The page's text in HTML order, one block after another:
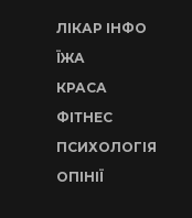
ЛІКАР ІНФО
ЇЖА
КРАСА
ФІТНЕС
ПСИХОЛОГІЯ
ОПІНІЇ